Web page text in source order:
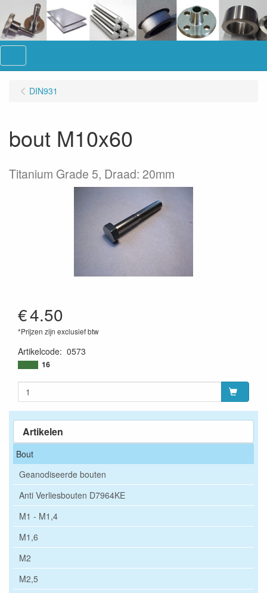
Artikelen
Bout
Geanodiseerde bouten
Anti Verliesbouten D7964KE
M1 - M1,4
M1,6
M2
M2,5
DIN931
bout M10x60
Titanium Grade 5, Draad: 20mm
€4.50
*Prijzen zijn exclusief btw
Artikelcode: 0573
16